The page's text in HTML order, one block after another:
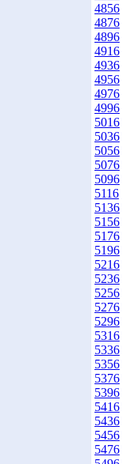
4856
4876
4896
4916
4936
4956
4976
4996
5016
5036
5056
5076
5096
5116
5136
5156
5176
5196
5216
5236
5256
5276
5296
5316
5336
5356
5376
5396
5416
5436
5456
5476